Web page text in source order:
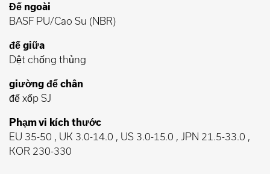
Đế ngoài
BASF PU/Cao Su (NBR)
đế giữa
Dệt chống thủng
giường để chân
đế xốp SJ
Phạm vi kích thước
EU 35-50 , UK 3.0-14.0 , US 3.0-15.0 , JPN 21.5-33.0 ,
KOR 230-330